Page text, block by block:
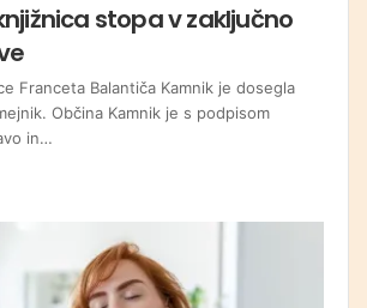
stopa v zaključno
Franceta Balantiča Kamnik je dosegla
Občina Kamnik je s podpisom
in…